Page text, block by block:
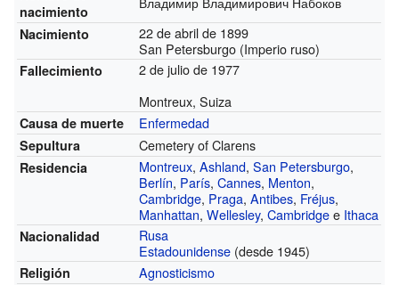
nacimiento
Nacimiento
22 de abril de 1899
San Petersburgo (Imperio ruso)
Fallecimiento
2 de julio de 1977
Montreux, Suiza
Causa de muerte Enfermedad
Sepultura Cemetery of Clarens
Residencia Montreux,Ashland,San Petersburgo,
Berlín, París,Cannes, Menton,
Cambridge, Praga,Antibes, Fréjus,
Manhattan,Wellesley,Cambridgee Ithaca
Nacionalidad
Rusa
Estadounidense (desde 1945)
Religión Agnosticismo